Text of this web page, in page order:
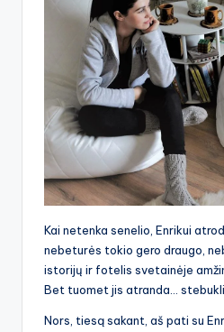
Kai netenka senelio, Enrikui
nebeturės tokio gero draugo,
istorijų ir fotelis svetainėje
Bet tuomet jis atranda…
Nors, tiesą sakant, aš pati su